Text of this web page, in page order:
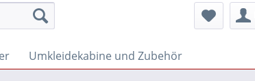
Umkleidekabine und Zubehör